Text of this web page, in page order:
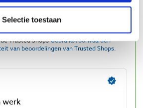
Selectie toestaan